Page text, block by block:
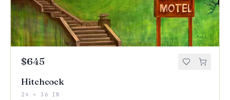
$645
Hitchcock
24 × 36 IN